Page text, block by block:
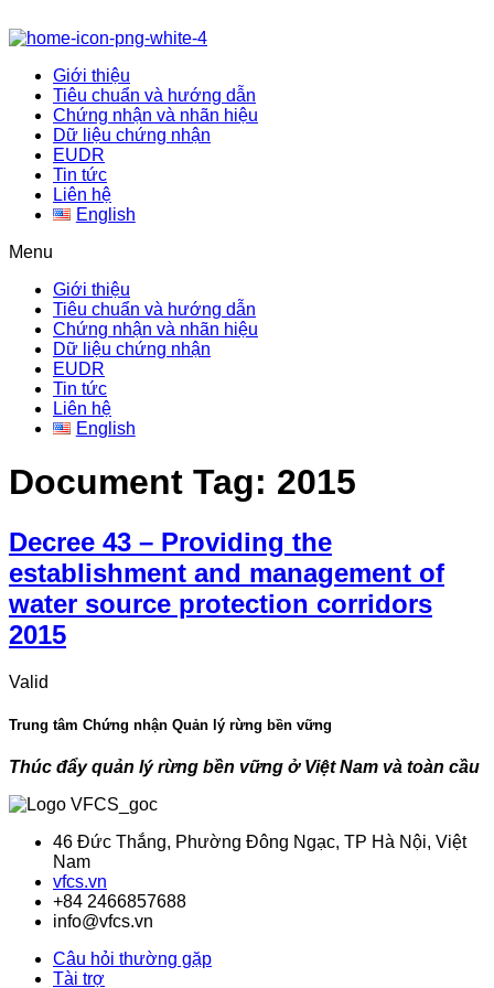
Giới thiệu
Tiêu chuẩn và hướng dẫn
Chứng nhận và nhãn hiệu
Dữ liệu chứng nhận
EUDR
Tin tức
Liên hệ
English
Menu
Giới thiệu
Tiêu chuẩn và hướng dẫn
Chứng nhận và nhãn hiệu
Dữ liệu chứng nhận
EUDR
Tin tức
Liên hệ
English
Document Tag: 2015
Decree 43 – Providing the
establishment and management of
water source protection corridors
2015
Valid
Trung tâm Chứng nhận Quản lý rừng bền vững
Thúc đẩy quản lý rừng bền vững ở Việt Nam và toàn cầu
46 Đức Thắng, Phường Đông Ngạc, TP Hà Nội, Việt
Nam
vfcs.vn
+84 2466857688
info@vfcs.vn
Câu hỏi thường gặp
Tài trợ